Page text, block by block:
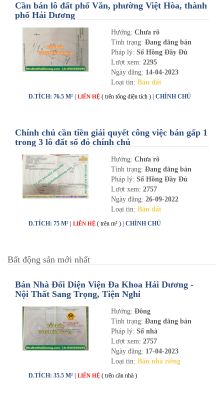
Cần bán lô đất phố Văn, phường Việt Hòa, thành
phố Hải Dương
Hướng: Chưa rõ
Tình trạng: Đang đăng bán
Pháp lý: Sổ Hồng Đầy Đủ
Lượt xem: 2295
Ngày đăng: 14-04-2023
Loại tin: Bán đất
D.TÍCH: 76.5 M² | LIÊN HỆ ( trên tổng diện tích ) | CHÍNH CHỦ
Chính chủ cần tiền giải quyết công việc bán gấp 1
trong 3 lô đất sổ đỏ chính chủ
Hướng: Chưa rõ
Tình trạng: Đang đăng bán
Pháp lý: Sổ Hồng Đầy Đủ
Lượt xem: 2757
Ngày đăng: 26-09-2022
Loại tin: Bán đất
D.TÍCH: 75 M² | LIÊN HỆ ( trên m² ) | CHÍNH CHỦ
Bất động sản mới nhất
Bán Nhà Đối Diện Viện Đa Khoa Hải Dương -
Nội Thất Sang Trọng, Tiện Nghi
Hướng: Đông
Tình trạng: Đang đăng bán
Pháp lý: Sổ nhà
Lượt xem: 2757
Ngày đăng: 17-04-2023
Loại tin: Bán nhà riêng
D.TÍCH: 35.5 M² | LIÊN HỆ ( trên căn nhà )